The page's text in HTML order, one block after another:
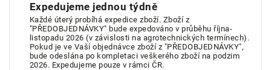
Expedujeme jednou týdně
Každé úterý probíhá expedice zboží. Zboží z
"PŘEDOBJEDNÁVKY" bude expedováno v průběhu října-
listopadu 2026 (v závislosti na agrotechnických termínech).
Pokud je ve Vaší objednávce zboží z "PŘEDOBJEDNÁVKY",
bude odeslána po kompletaci veškerého zboží na podzim
2026. Expedujeme pouze v rámci ČR.